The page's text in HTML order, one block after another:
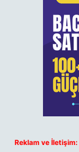
Reklam ve İletişim: